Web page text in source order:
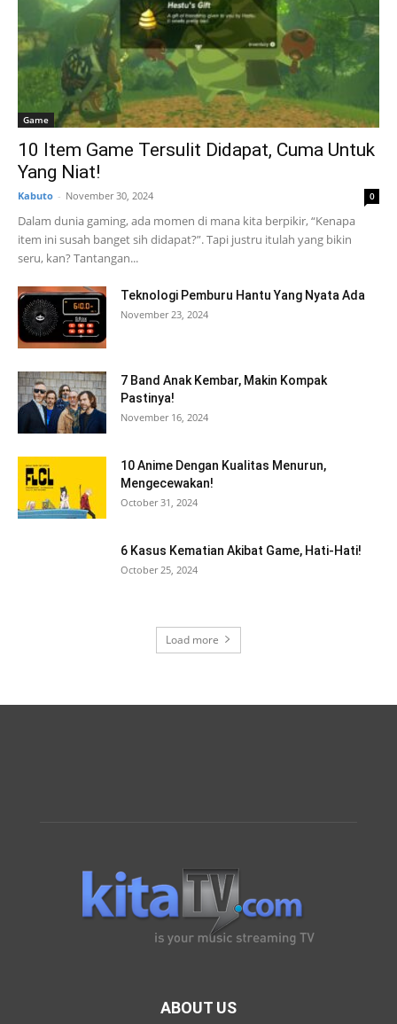
Game
10 Item Game Tersulit Didapat, Cuma Untuk
Yang Niat!
Kabuto - November 30, 2024 0
Dalam dunia gaming, ada momen di mana kita berpikir, “Kenapa
item ini susah banget sih didapat?”. Tapi justru itulah yang bikin
seru, kan? Tantangan...
Teknologi Pemburu Hantu Yang Nyata Ada
November 23, 2024
7 Band Anak Kembar, Makin Kompak
Pastinya!
November 16, 2024
10 Anime Dengan Kualitas Menurun,
Mengecewakan!
October 31, 2024
6 Kasus Kematian Akibat Game, Hati-Hati!
October 25, 2024
Load more
ABOUT US